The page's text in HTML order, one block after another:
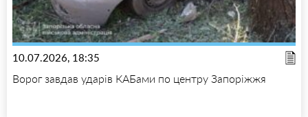
10.07.2026, 18:35
Ворог завдав ударів КАБами по центру Запоріжжя